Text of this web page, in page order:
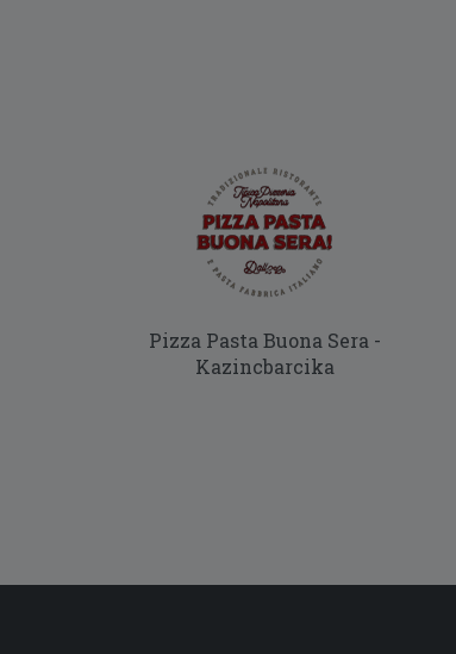
Pizza Pasta Buona Sera -
Kazincbarcika